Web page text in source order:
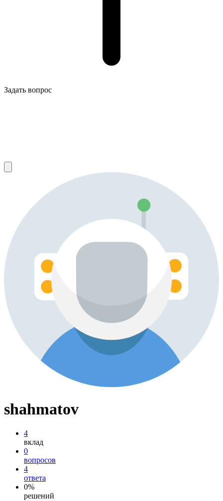
Задать вопрос
shahmatov
4
вклад
0
вопросов
4
ответа
0%
решений